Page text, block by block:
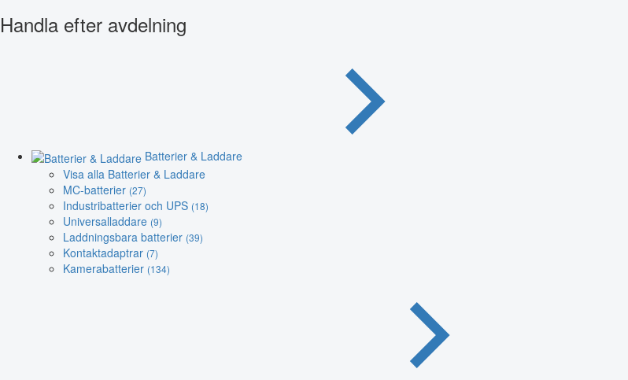
Handla efter avdelning
Batterier & Laddare
Visa alla Batterier & Laddare
MC-batterier (27)
Industribatterier och UPS (18)
Universalladdare (9)
Laddningsbara batterier (39)
Kontaktadaptrar (7)
Kamerabatterier (134)